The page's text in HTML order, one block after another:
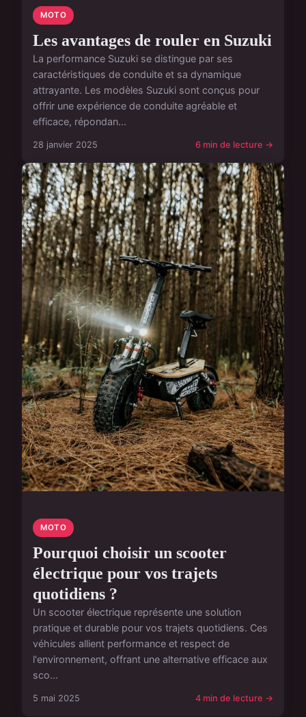
MOTO
Les avantages de rouler en Suzuki
La performance Suzuki se distingue par ses
caractéristiques de conduite et sa dynamique
attrayante. Les modèles Suzuki sont conçus pour
offrir une expérience de conduite agréable et
efficace, répondan...
28 janvier 2025 6 min de lecture →
MOTO
Pourquoi choisir un scooter
électrique pour vos trajets
quotidiens ?
Un scooter électrique représente une solution
pratique et durable pour vos trajets quotidiens. Ces
véhicules allient performance et respect de
l'environnement, offrant une alternative efficace aux
sco...
5 mai 2025 4 min de lecture →